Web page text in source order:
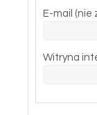
E-mail (nie
Witryna